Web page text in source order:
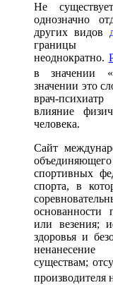
Не
однозначно
других видов
границы
неоднократно.
в значении
значении это
врач-психиатр
влияние
человека.
Сайт
спортивных
спорта, в
основанности
или везения;
здоровья и
существам;
производителя